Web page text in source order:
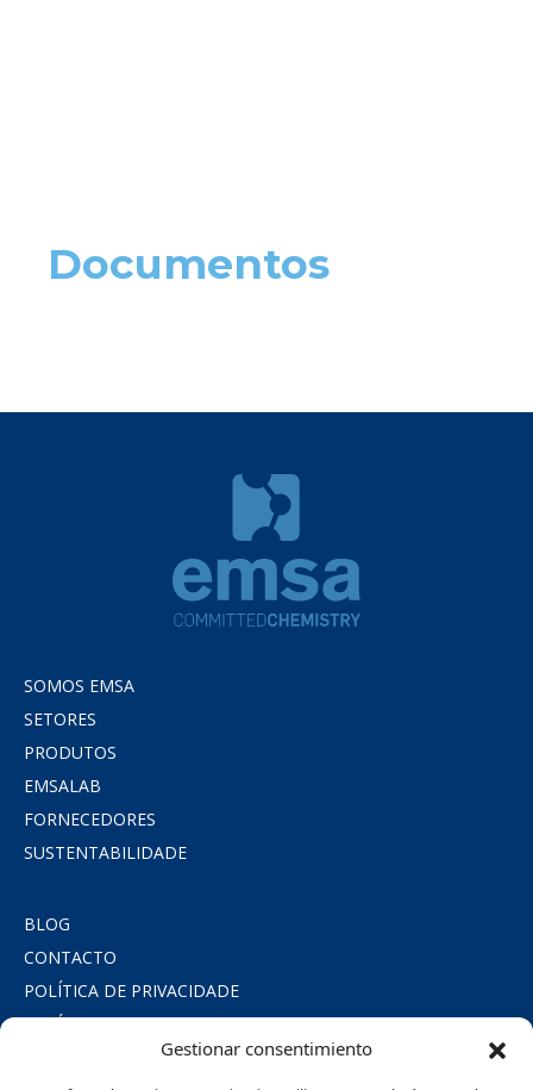
Gestionar consentimiento
Documentos
SOMOS EMSA
SETORES
PRODUTOS
EMSALAB
FORNECEDORES
SUSTENTABILIDADE
BLOG
CONTACTO
POLÍTICA DE PRIVACIDADE
POLÍTICA DE COOKIES